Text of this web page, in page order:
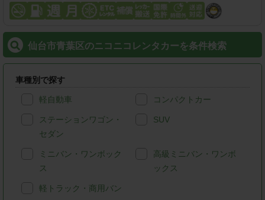
仙台市青葉区のニコニコレンタカーを条件検索
車種別で探す
軽自動車 コンパクトカー
ステーションワゴン・
セダン
SUV
ミニバン・ワンボック
ス
高級ミニバン・ワンボ
ックス
軽トラック・商用バン